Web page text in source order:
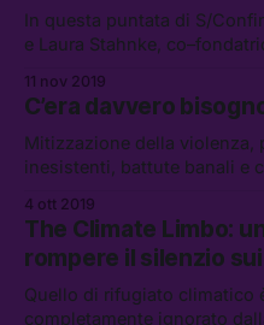
In questa puntata di S/
e Laura Stahnke,
eventi che mirano a rompere
mentali che ci dividono.
11 nov 2019
C’era davvero
Mitizzazione della violenza,
inesistenti, battute banali e
sotto mille punti di vista
4 ott 2019
The Climate Limbo:
rompere il silenzio
Quello di rifugiato climatico
completamente ignorato